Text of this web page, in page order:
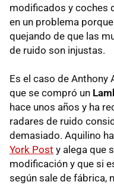
modificados y coches
en un problema
quejando de que las
de ruido son injustas.
Es el caso de Anthony
que se compró un
hace unos años y ha
radares de ruido
demasiado. Aquilino
York Post y alega que
modificación y que si
según sale de fábrica,